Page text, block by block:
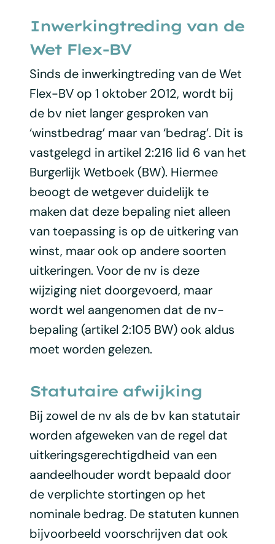
Inwerkingtreding van de
Wet Flex-BV
Sinds de inwerkingtreding van de Wet
Flex-BV op 1 oktober 2012, wordt bij
de bv niet langer gesproken van
‘winstbedrag’ maar van ‘bedrag’. Dit is
vastgelegd in artikel 2:216 lid 6 van het
Burgerlijk Wetboek (BW). Hiermee
beoogt de wetgever duidelijk te
maken dat deze bepaling niet alleen
van toepassing is op de uitkering van
winst, maar ook op andere soorten
uitkeringen. Voor de nv is deze
wijziging niet doorgevoerd, maar
wordt wel aangenomen dat de nv-
bepaling (artikel 2:105 BW) ook aldus
moet worden gelezen.
Statutaire afwijking
Bij zowel de nv als de bv kan statutair
worden afgeweken van de regel dat
uitkeringsgerechtigdheid van een
aandeelhouder wordt bepaald door
de verplichte stortingen op het
nominale bedrag. De statuten kunnen
bijvoorbeeld voorschrijven dat ook